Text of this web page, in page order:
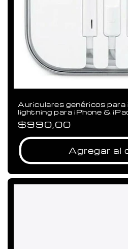
Auriculares genéricos
lightning para iPhone &
Precio
habitual
$990,00
Agregar al